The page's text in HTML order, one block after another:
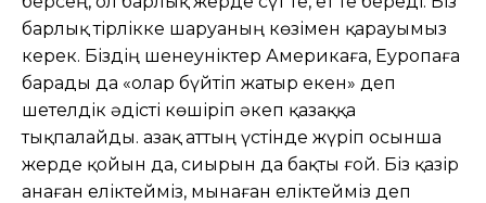
барлық тірлікке шаруаның көзімен қарауымыз
керек. Біздің шенеуніктер Америкаға, Еуропаға
барады да «олар бүйтіп жатыр екен» деп
шетелдік әдісті көшіріп әкеп қазаққа
тықпалайды. Қазақ аттың үстінде жүріп осынша
жерде қойын да, сиырын да бақты ғой. Біз қазір
анаған еліктейміз, мынаған еліктейміз деп